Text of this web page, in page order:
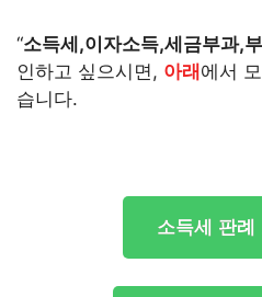
“소득세,이자소득,세금부과,
인하고 싶으시면, 아래에서
습니다.
소득세 판례